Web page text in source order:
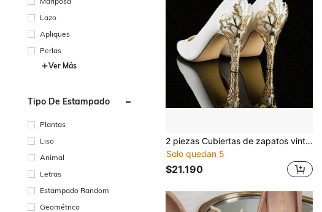
Lazo
Apliques
Perlas
Ver Más
Tipo De Estampado
Plantas
Liso
Animal
Letras
Estampado Random
Geométrico
2 piezas Cubiertas de zapatos vintage con fénix DIY, tapas de tacón con partes de metal hueco, adecuadas para accesorios de decoración de zapatos, aptas para tacones altos de boda, decoración de tacones altos para fiesta de graduación
Solo quedan 5
$21.190